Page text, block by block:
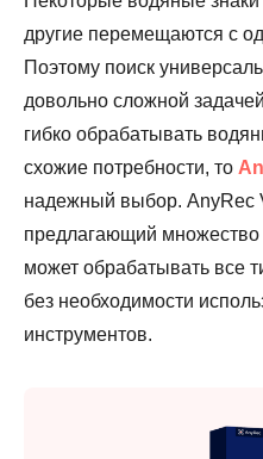
другие перемещаются с
Поэтому поиск
довольно сложной
гибко обрабатывать
схожие потребности, то
надежный выбор. AnyRec
предлагающий множество
может обрабатывать все
без необходимости
инструментов.